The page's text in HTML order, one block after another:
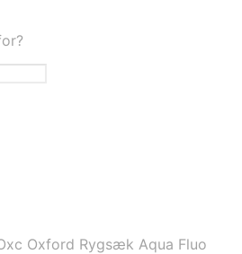
Oxford Rygsæk Aqua Fluo